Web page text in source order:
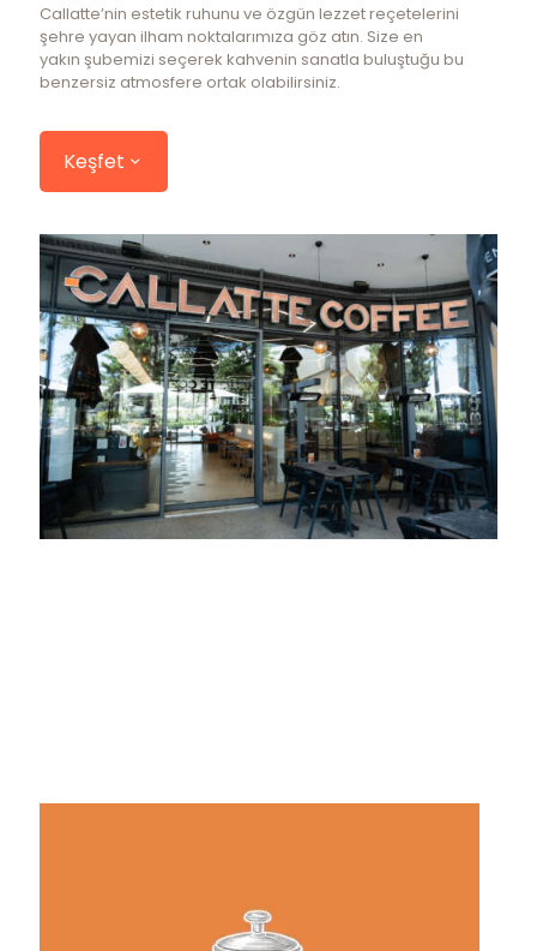
Callatte’nin estetik ruhunu ve özgün lezzet reçetelerini
şehre yayan ilham noktalarımıza göz atın. Size en
yakın şubemizi seçerek kahvenin sanatla buluştuğu bu
benzersiz atmosfere ortak olabilirsiniz.
Keşfet